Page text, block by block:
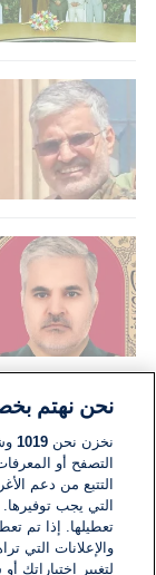
نحن نهتم
نخزن نحن1019
التصفح أو
التتبع من دعم
التي يجب
تعطيلها. إذا تم
والإعلانات التي
لتغيير